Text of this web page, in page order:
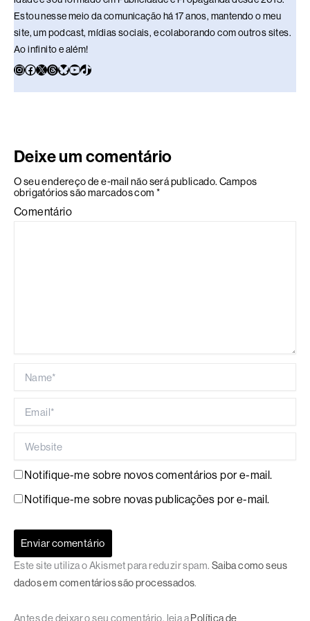
Estou nesse meio da comunicação há 17 anos, mantendo o meu
site, um podcast, mídias sociais, e colaborando com outros sites.
Ao infinito e além!
Deixe um comentário
O seu endereço de e-mail não será publicado. Campos
obrigatórios são marcados com *
Comentário
Notifique-me sobre novos comentários por e-mail.
Notifique-me sobre novas publicações por e-mail.
Este site utiliza o Akismet para reduzir spam. Saiba como seus
dados em comentários são processados.
Antes de deixar o seu comentário, leia a Política de